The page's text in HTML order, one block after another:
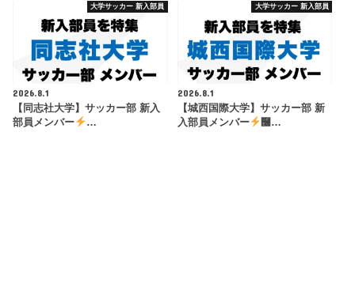
大学サッカー 新入部員
2026.8.1
【同志社大学】サッカー部 新入
部員メンバー
…
大学サッカー 新入部員
2026.8.1
【城西国際大学】サッカー部 新
入部員メンバー
࿠…